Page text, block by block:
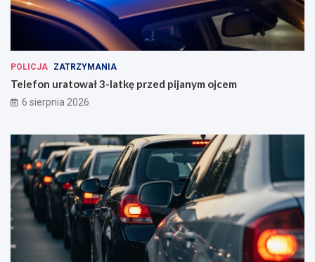
POLICJA ZATRZYMANIA
Telefon uratował 3-latkę przed pijanym ojcem
6 sierpnia 2026